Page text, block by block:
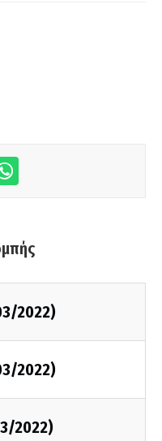
2022)
2022)
2022)